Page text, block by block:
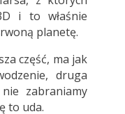
i to właśnie
planetę.
część, ma jak
druga
zabraniamy
to uda.